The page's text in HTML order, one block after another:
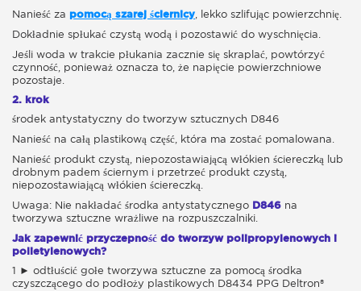
Nanieść za pomocą szarej ściernicy, lekko szlifując powierzchnię.
Dokładnie spłukać czystą wodą i pozostawić do wyschnięcia.
Jeśli woda w trakcie płukania zacznie się skraplać, powtórzyć
czynność, ponieważ oznacza to, że napięcie powierzchniowe
pozostaje.
2. krok
środek antystatyczny do tworzyw sztucznych D846
Nanieść na całą plastikową część, która ma zostać pomalowana.
Nanieść produkt czystą, niepozostawiającą włókien ściereczką lub
drobnym padem ściernym i przetrzeć produkt czystą,
niepozostawiającą włókien ściereczką.
Uwaga: Nie nakładać środka antystatycznego D846 na
tworzywa sztuczne wrażliwe na rozpuszczalniki.
Jak zapewnić przyczepność do tworzyw polipropylenowych i
polietylenowych?
1 ► odtłuścić gołe tworzywa sztuczne za pomocą środka
czyszczącego do podłoży plastikowych D8434 PPG Deltron®